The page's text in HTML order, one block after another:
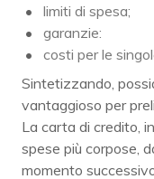
limiti di spesa;
garanzie:
costi per le
Sintetizzando,
vantaggioso per
La carta di credito,
spese più corpose,
momento